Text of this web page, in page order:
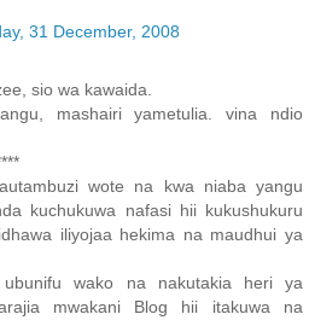
31 December, 2008
sio wa kawaida.
mashairi yametulia. vina ndio
wote na kwa niaba yangu
kuchukuwa nafasi hii kukushukuru
iliyojaa hekima na maudhui ya
ubunifu wako na nakutakia heri ya
mwakani Blog hii itakuwa na